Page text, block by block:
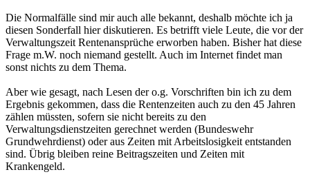
Die Normalfälle sind mir auch alle bekannt, deshalb möchte ich ja
diesen Sonderfall hier diskutieren. Es betrifft viele Leute, die vor der
Verwaltungszeit Rentenansprüche erworben haben. Bisher hat diese
Frage m.W. noch niemand gestellt. Auch im Internet findet man
sonst nichts zu dem Thema.
Aber wie gesagt, nach Lesen der o.g. Vorschriften bin ich zu dem
Ergebnis gekommen, dass die Rentenzeiten auch zu den 45 Jahren
zählen müssten, sofern sie nicht bereits zu den
Verwaltungsdienstzeiten gerechnet werden (Bundeswehr
Grundwehrdienst) oder aus Zeiten mit Arbeitslosigkeit entstanden
sind. Übrig bleiben reine Beitragszeiten und Zeiten mit
Krankengeld.